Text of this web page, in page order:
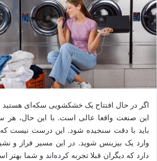
ب
ه
ا
ی
اگر در حال افتتاح یک خشکشویی سکه‌ای هستید
این صنعت واقعا عالی است. با این حال، هر
باید با دقت سنجیده شود. این درست نیست
وارد یک بیزینس شوید. در این مسیر فراز و
دارد که دیگران قبلا تجربه کرده‌اند و شما